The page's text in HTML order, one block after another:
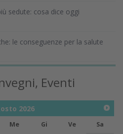
sedute: cosa dice oggi
le conseguenze per la salute
Eventi
2026
Me Gi Ve
Sa